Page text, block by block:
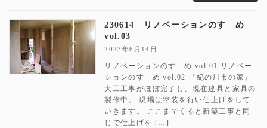
230614 リノベーションのすゝめ
vol.03
2023年6月14日
リノベーションのすゝめ vol.01 リノベー
ションのすゝめ vol.02 『紀の川市の家』
大工工事がほぼ完了し、現在建具と家具の
製作中。 現場は塗装を行い仕上げをして
いきます。 ここまでくると新築工事と同
じで仕上げを […]